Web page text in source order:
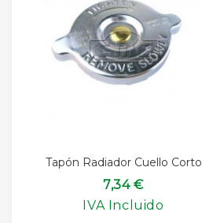
Tapón Radiador Cuello Corto
7,34 €
IVA Incluido